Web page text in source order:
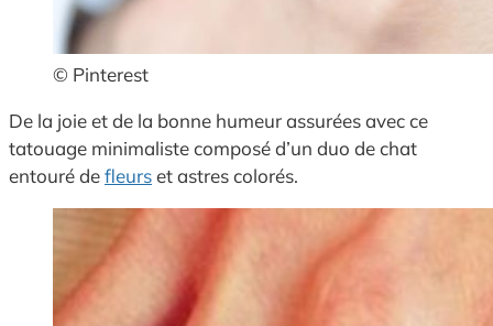
© Pinterest
De la joie et de la bonne humeur assurées avec ce
tatouage minimaliste composé d’un duo de chat
entouré defleurset astres colorés.